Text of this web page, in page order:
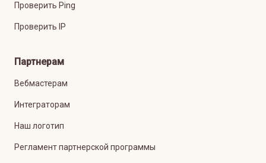
Проверить Ping
Проверить IP
Партнерам
Вебмастерам
Интеграторам
Наш логотип
Регламент партнерской программы